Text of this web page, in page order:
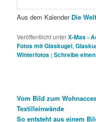
Aus dem Kalender Die
Veröffentlicht unterX-Mas -
Fotos mit Glaskugel,
Winterfotos |Schreibe
Vom Bild zum
Textilleinwände
So entsteht aus einem